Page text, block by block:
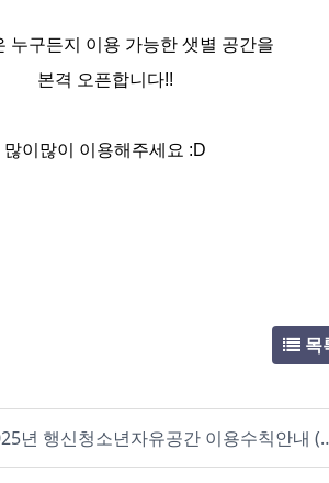
누구든지 이용 가능한 샛별 공간을
본격 오픈합니다!!
많이많이 이용해주세요 :D
목
2025년 행신청소년